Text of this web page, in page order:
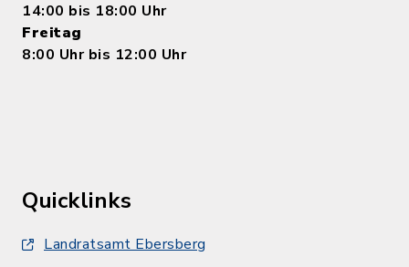
14:00 bis 18:00 Uhr
Freitag
8:00 Uhr bis 12:00 Uhr
Quicklinks
Landratsamt Ebersberg